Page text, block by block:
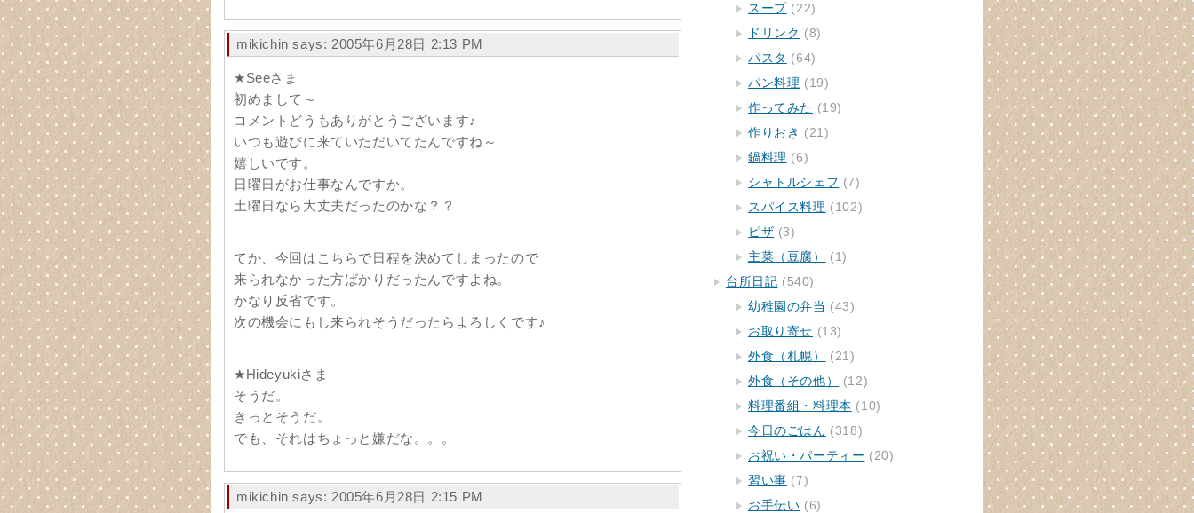
mikichin says: 2005年6月28日 2:13 PM
★Seeさま
初めまして～
コメントどうもありがとうございます♪
いつも遊びに来ていただいてたんですね～
嬉しいです。
日曜日がお仕事なんですか。
土曜日なら大丈夫だったのかな？？
てか、今回はこちらで日程を決めてしまったので
来られなかった方ばかりだったんですよね。
かなり反省です。
次の機会にもし来られそうだったらよろしくです♪
★Hideyukiさま
そうだ。
きっとそうだ。
でも、それはちょっと嫌だな。。。
mikichin says: 2005年6月28日 2:15 PM
スープ(22)
ドリンク (8)
パスタ (64)
パン料理 (19)
作ってみた (19)
作りおき (21)
鍋料理 (6)
シャトルシェフ (7)
スパイス料理 (102)
ピザ (3)
主菜（豆腐）
(1)
台所日記 (540)
幼稚園の弁当 (43)
お取り寄せ (13)
外食（札幌）
(21)
外食（その他）
(12)
料理番組・料理本 (10)
今日のごはん (318)
お祝い・パーティー (20)
習い事 (7)
お手伝い (6)